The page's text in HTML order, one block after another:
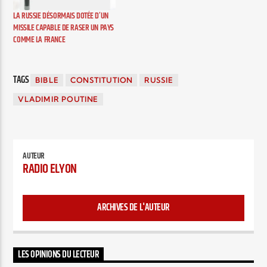
quelques jours. Sur la
première chaîne d'État,
c'est le présentateur de
l'émission phare du…
LA RUSSIE DÉSORMAIS DOTÉE D’UN
MISSILE CAPABLE DE RASER UN PAYS
COMME LA FRANCE
TAGS BIBLE CONSTITUTION RUSSIE
VLADIMIR POUTINE
AUTEUR
RADIO ELYON
ARCHIVES DE L'AUTEUR
LES OPINIONS DU LECTEUR